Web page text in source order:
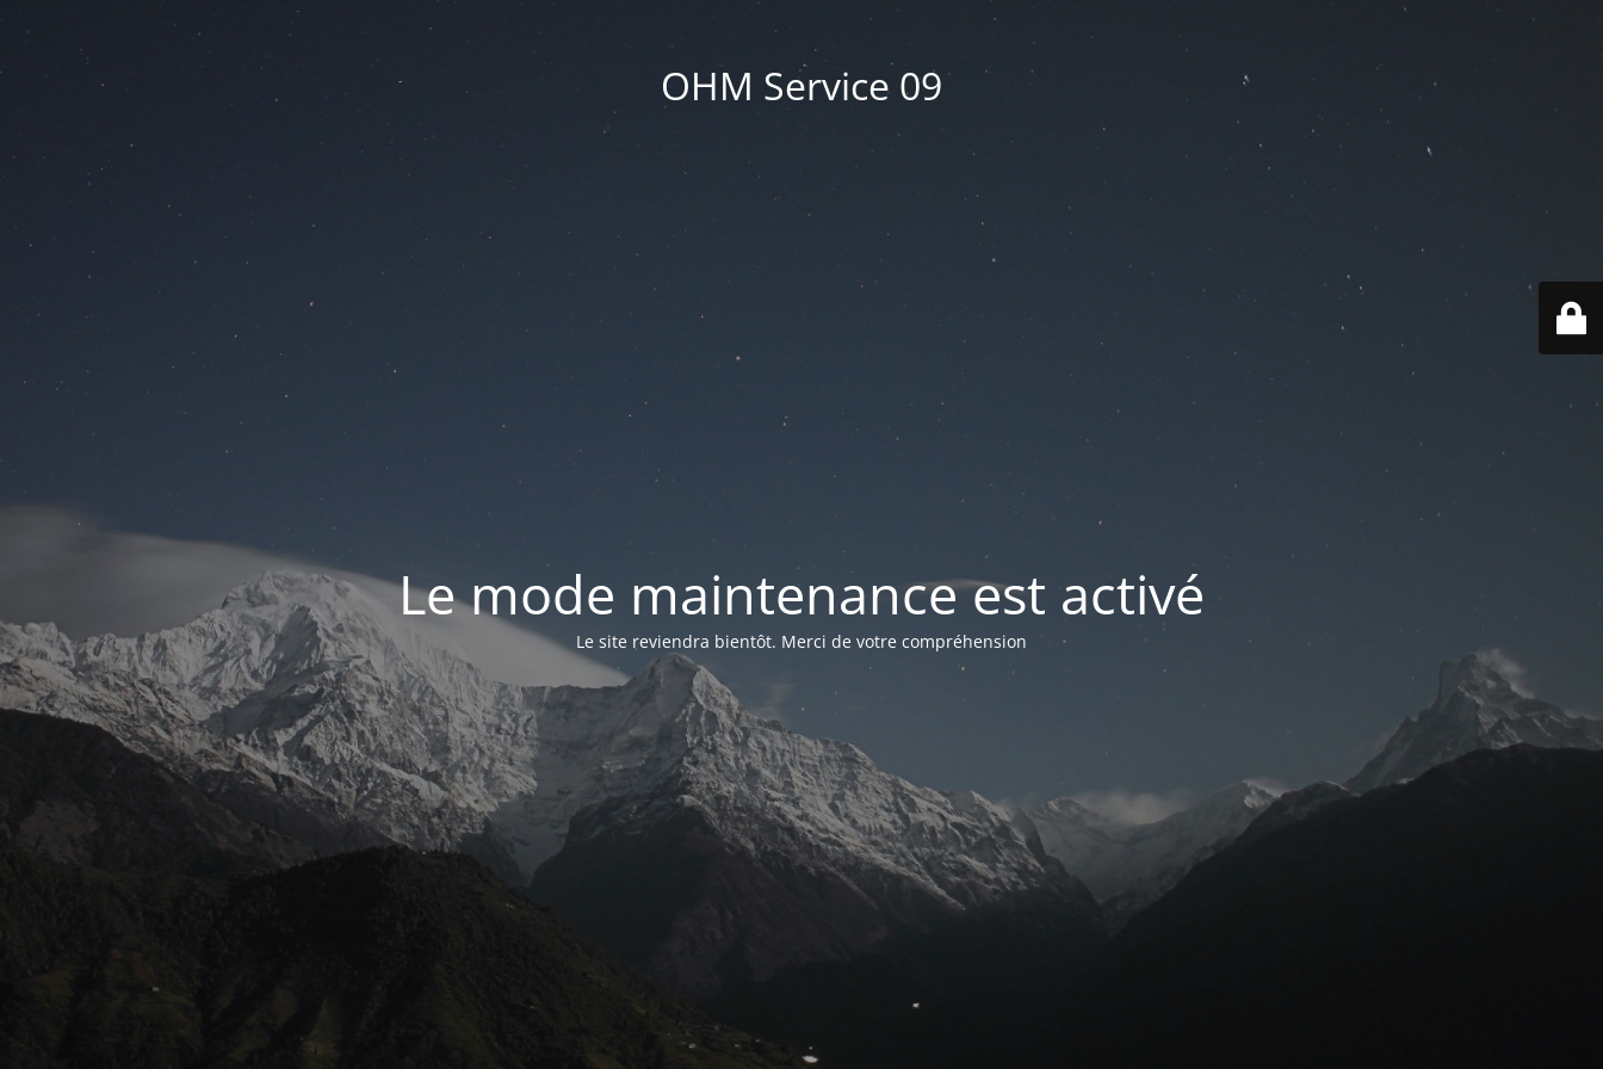
OHM Service 09
Le mode maintenance est activé
Le site reviendra bientôt. Merci de votre compréhension